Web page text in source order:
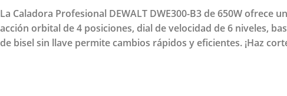
La Caladora Profesional DEWALT DWE300-B3 de 650W
acción orbital de 4 posiciones, dial de velocidad de 6 niveles,
de bisel sin llave permite cambios rápidos y eficientes. ¡Haz